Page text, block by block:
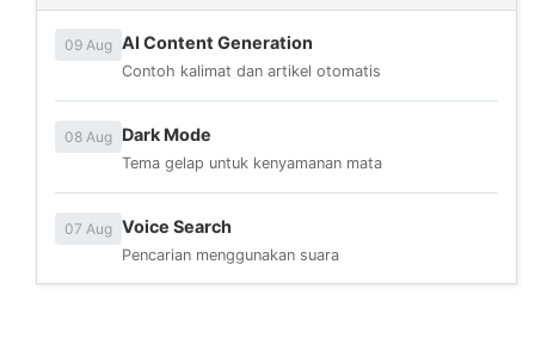
09 Aug AI Content Generation
Contoh kalimat dan artikel otomatis
08 Aug Dark Mode
Tema gelap untuk kenyamanan mata
07 Aug Voice Search
Pencarian menggunakan suara